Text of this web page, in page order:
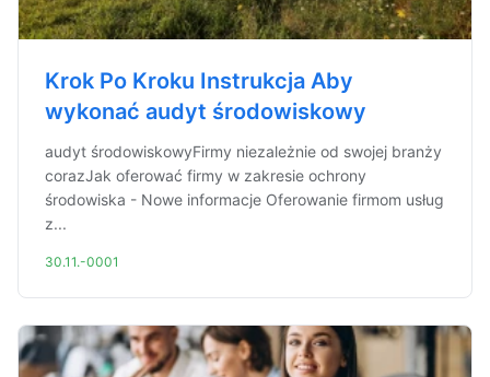
Krok Po Kroku Instrukcja Aby
wykonać audyt środowiskowy
audyt środowiskowyFirmy niezależnie od swojej branży
corazJak oferować firmy w zakresie ochrony
środowiska - Nowe informacje Oferowanie firmom usług
z...
30.11.-0001